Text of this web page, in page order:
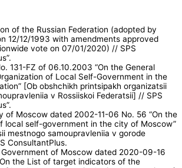
of the Russian Federation (adopted by
12/12/1993 with amendments approved
vote on 07/01/2020) // SPS
131-FZ of 06.10.2003 “On the General
of Local Self-Government in the
[Ob obshchikh printsipakh organizatsii
v Rossiiskoi Federatsii] // SPS
of Moscow dated 2002-11-06 No. 56 “On the
local self-government in the city of Moscow”
mestnogo samoupravleniia v gorode
ConsultantPlus.
of Moscow dated 2020-09-16
the List of target indicators of the